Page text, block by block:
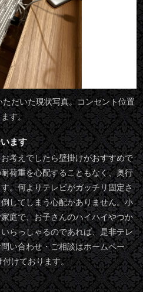
だいた現状写真。コンセント位置
す。
ます
考えでしたら壁掛けがおすすめで
荷重を心配することもなく、奥行
。何よりテレビがガッチリ固定さ
してしまう心配がありません。小
庭で、お子さんのハイハイやつか
らっしゃるのであれば、是非テレ
い合わせ・ご相談はホームペー
付けております。